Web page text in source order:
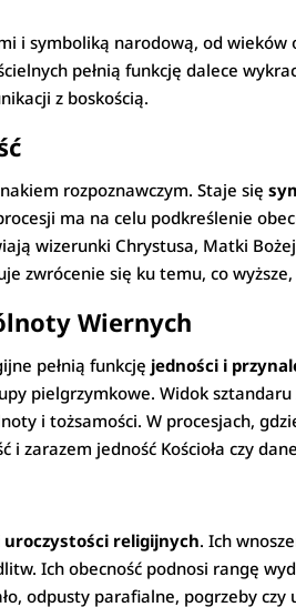
i symboliką narodową, od
pełnią funkcję dalece
z boskością.
rozpoznawczym. Staje się
ma na celu podkreślenie
wizerunki Chrystusa, Matki
zwrócenie się ku temu, co
Wiernych
pełnią funkcję jedności i
pielgrzymkowe. Widok
i tożsamości. W procesjach,
zarazem jedność Kościoła czy
religijnych. Ich
Ich obecność podnosi rangę
odpusty parafialne, pogrzeby